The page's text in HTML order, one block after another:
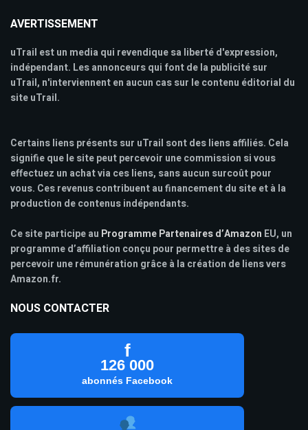
AVERTISSEMENT
uTrail est un media qui revendique sa liberté d'expression,
indépendant. Les annonceurs qui font de la publicité sur
uTrail, n'interviennent en aucun cas sur le contenu éditorial du
site uTrail.
Certains liens présents sur uTrail sont des liens affiliés. Cela
signifie que le site peut percevoir une commission si vous
effectuez un achat via ces liens, sans aucun surcoût pour
vous. Ces revenus contribuent au financement du site et à la
production de contenus indépendants.
Ce site participe au Programme Partenaires d’Amazon EU, un
programme d’affiliation conçu pour permettre à des sites de
percevoir une rémunération grâce à la création de liens vers
Amazon.fr.
NOUS CONTACTER
f
126 000
abonnés Facebook